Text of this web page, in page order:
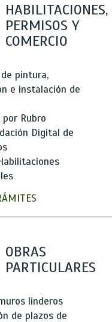
HABILITACIONES,
PERMISOS Y
COMERCIO
pintura,
e instalación de
Rubro
Digital de
OBRAS
PARTICULARES
linderos
de plazos de